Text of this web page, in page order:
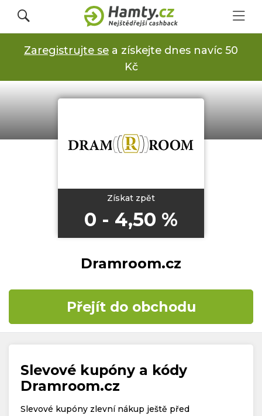
Přihlásit se
Registrovat
Obchody
Jak to funguje
Časté dotazy
Kontakt
Copyright © 2019 - 2026. Všechna práva vyhrazena.
Zaregistrujte se a získejte dnes navíc 50
Kč
Získat zpět
0 - 4,50 %
Dramroom.cz
Přejít do obchodu
Slevové kupóny a kódy
Dramroom.cz
Slevové kupóny zlevní nákup ještě před